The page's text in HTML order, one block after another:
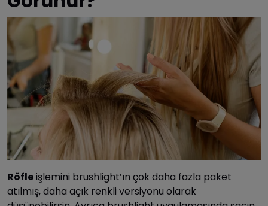
Röfleişlemini brushlight’ın çok daha fazla paket
atılmış, daha açık renkli versiyonu olarak